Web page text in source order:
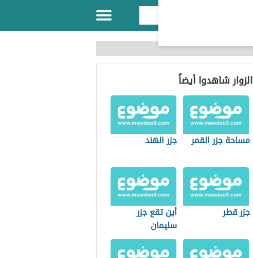
الزوار شاهدوا أيضاً
مساحة جزر القمر جزر الهند
جزر قطر
أين تقع جزر
سليمان